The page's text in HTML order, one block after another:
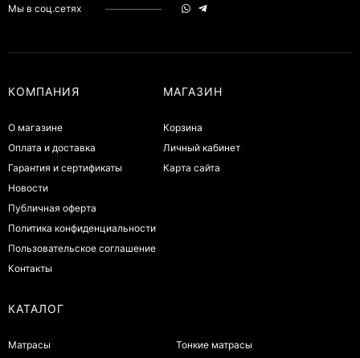
Мы в соц.сетях
КОМПАНИЯ
О магазине
Оплата и доставка
Гарантия и сертификаты
Новости
Публичная оферта
Политика конфиденциальности
Пользовательское соглашение
Контакты
МАГАЗИН
Корзина
Личный кабинет
Карта сайта
КАТАЛОГ
Матрасы Тонкие матрасы